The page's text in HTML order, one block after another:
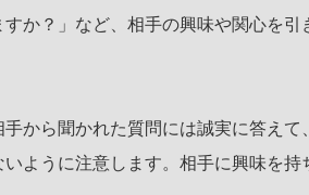
か？」など、相手の興味や関心を
から聞かれた質問には誠実に答えて
ように注意します。相手に興味を持